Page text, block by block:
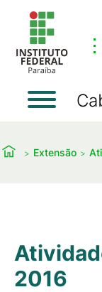
⋮
Extensão
2016